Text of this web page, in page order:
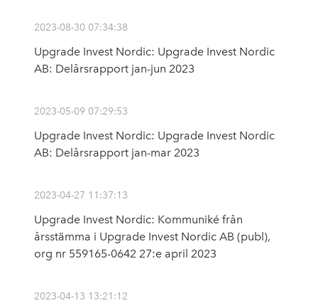
2023-08-30 07:34:38
Upgrade Invest Nordic: Upgrade Invest Nordic
AB: Delårsrapport jan-jun 2023
2023-05-09 07:29:53
Upgrade Invest Nordic: Upgrade Invest Nordic
AB: Delårsrapport jan-mar 2023
2023-04-27 11:37:13
Upgrade Invest Nordic: Kommuniké från
årsstämma i Upgrade Invest Nordic AB (publ),
org nr 559165-0642 27:e april 2023
2023-04-13 13:21:12